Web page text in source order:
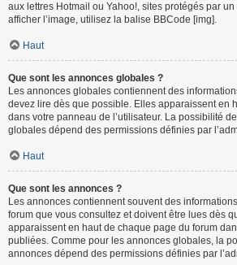
aux lettres Hotmail ou Yahoo!, sites protégés par
afficher l’image, utilisez la balise BBCode [img].
Haut
Que sont les annonces globales ?
Les annonces globales contiennent des
devez lire dès que possible. Elles apparaissent en
dans votre panneau de l’utilisateur. La possibilité
globales dépend des permissions définies par
Haut
Que sont les annonces ?
Les annonces contiennent souvent des
forum que vous consultez et doivent être lues dès
apparaissent en haut de chaque page du forum
publiées. Comme pour les annonces globales, la
annonces dépend des permissions définies par